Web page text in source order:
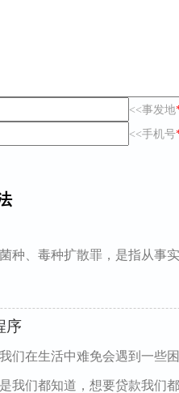
<<事发地
<<手机号
、毒种扩散罪，是指从事
序
们在生活中难免会遇到一些
我们都知道，想要贷款我们